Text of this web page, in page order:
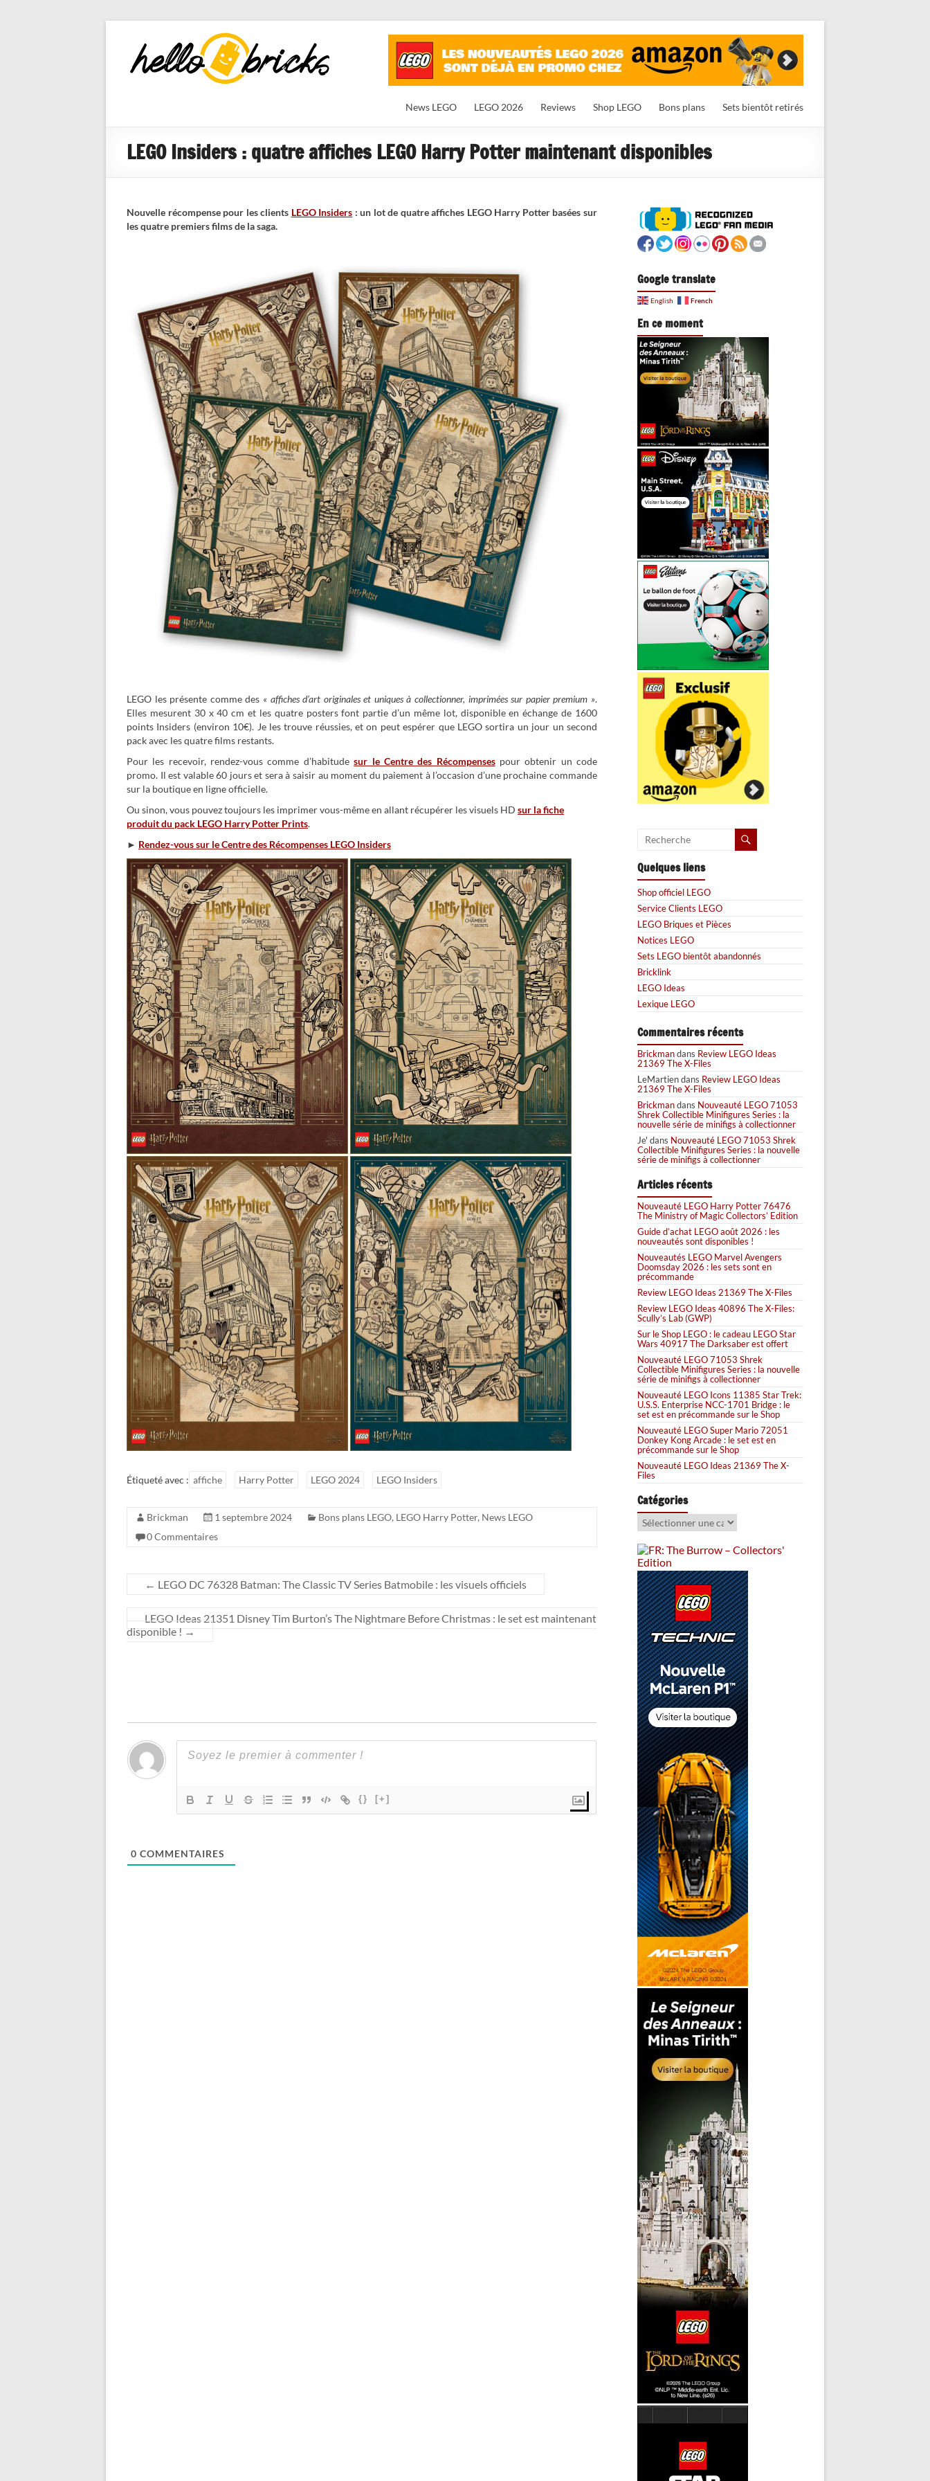
HelloBricks
Blog LEGO,
nouveaut�s
News LEGO LEGO 2026 Reviews Shop LEGO Bons plans Sets bientôt retirés
LEGO Insiders : quatre affiches LEGO Harry Potter maintenant disponibles
Nouvelle récompense pour les clients LEGO Insiders : un lot de quatre affiches LEGO Harry Potter basées sur
les quatre premiers films de la saga.
LEGO les présente comme des « affiches d’art originales et uniques à collectionner, imprimées sur papier premium ».
Elles mesurent 30 x 40 cm et les quatre posters font partie d’un même lot, disponible en échange de 1600
points Insiders (environ 10€). Je les trouve réussies, et on peut espérer que LEGO sortira un jour un second
pack avec les quatre films restants.
Pour les recevoir, rendez-vous comme d’habitudesur le Centre des Récompensespour obtenir un code
promo. Il est valable 60 jours et sera à saisir au moment du paiement à l’occasion d’une prochaine commande
sur la boutique en ligne officielle.
Ou sinon, vous pouvez toujours les imprimer vous-même en allant récupérer les visuels HD sur la fiche
produit du pack LEGO Harry Potter Prints.
► Rendez-vous sur le Centre des Récompenses LEGO Insiders
Étiqueté avec : affiche Harry Potter LEGO 2024 LEGO Insiders
Brickman 1 septembre 2024 Bons plans LEGO, LEGO Harry Potter, News LEGO
0 Commentaires
← LEGO DC 76328 Batman: The Classic TV Series Batmobile : les visuels officiels
LEGO Ideas 21351 Disney Tim Burton’s The Nightmare Before Christmas : le set est maintenant
disponible ! →
{} [+]
0 COMMENTAIRES
Google translate
English French
En ce moment
Quelques liens
Shop officiel LEGO
Service Clients LEGO
LEGO Briques et Pièces
Notices LEGO
Sets LEGO bientôt abandonnés
Bricklink
LEGO Ideas
Lexique LEGO
Commentaires récents
Brickmandans Review LEGO Ideas
21369 The X-Files
LeMartiendans Review LEGO Ideas
21369 The X-Files
Brickmandans Nouveauté LEGO 71053
Shrek Collectible Minifigures Series : la
nouvelle série de minifigs à collectionner
Je' dans Nouveauté LEGO 71053 Shrek
Collectible Minifigures Series : la nouvelle
série de minifigs à collectionner
Articles récents
Nouveauté LEGO Harry Potter 76476
The Ministry of Magic Collectors’ Edition
Guide d’achat LEGO août 2026 : les
nouveautés sont disponibles !
Nouveautés LEGO Marvel Avengers
Doomsday 2026 : les sets sont en
précommande
Review LEGO Ideas 21369 The X-Files
Review LEGO Ideas 40896 The X-Files:
Scully’s Lab (GWP)
Sur le Shop LEGO : le cadeau LEGO Star
Wars 40917 The Darksaber est offert
Nouveauté LEGO 71053 Shrek
Collectible Minifigures Series : la nouvelle
série de minifigs à collectionner
Nouveauté LEGO Icons 11385 Star Trek:
U.S.S. Enterprise NCC-1701 Bridge : le
set est en précommande sur le Shop
Nouveauté LEGO Super Mario 72051
Donkey Kong Arcade : le set est en
précommande sur le Shop
Nouveauté LEGO Ideas 21369 The X-
Files
Catégories
Catégories